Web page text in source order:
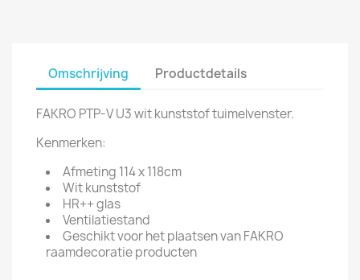
Omschrijving Productdetails
FAKRO PTP-V U3 wit kunststof tuimelvenster.
Kenmerken:
Afmeting 114 x 118cm
Wit kunststof
HR++ glas
Ventilatiestand
Geschikt voor het plaatsen van FAKRO
raamdecoratie producten